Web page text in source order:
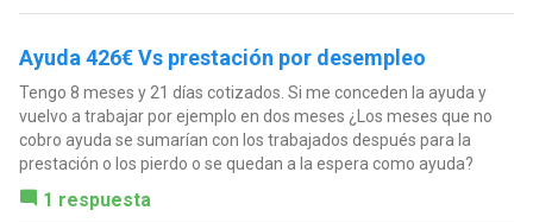
Ayuda 426€ Vs prestación por desempleo
Tengo 8 meses y 21 días cotizados. Si me conceden la ayuda y
vuelvo a trabajar por ejemplo en dos meses ¿Los meses que no
cobro ayuda se sumarían con los trabajados después para la
prestación o los pierdo o se quedan a la espera como ayuda?
1 respuesta